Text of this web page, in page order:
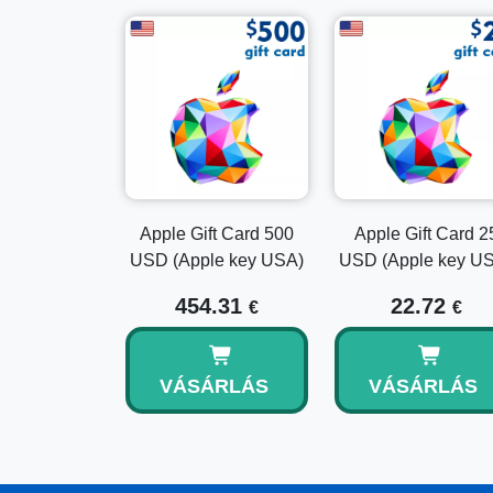
Apple Gift Card 500
USD (Apple key USA)
454.31 €
VÁSÁRLÁS
Apple Gift Card
USD (Apple key
22.72 €
VÁSÁRLÁS